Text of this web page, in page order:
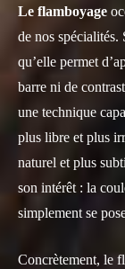
Le flamboyage
de nos spécialités.
qu’elle permet
barre ni de
une technique
plus libre et plus
naturel et plus
son intérêt : la
simplement se
Concrètement, le